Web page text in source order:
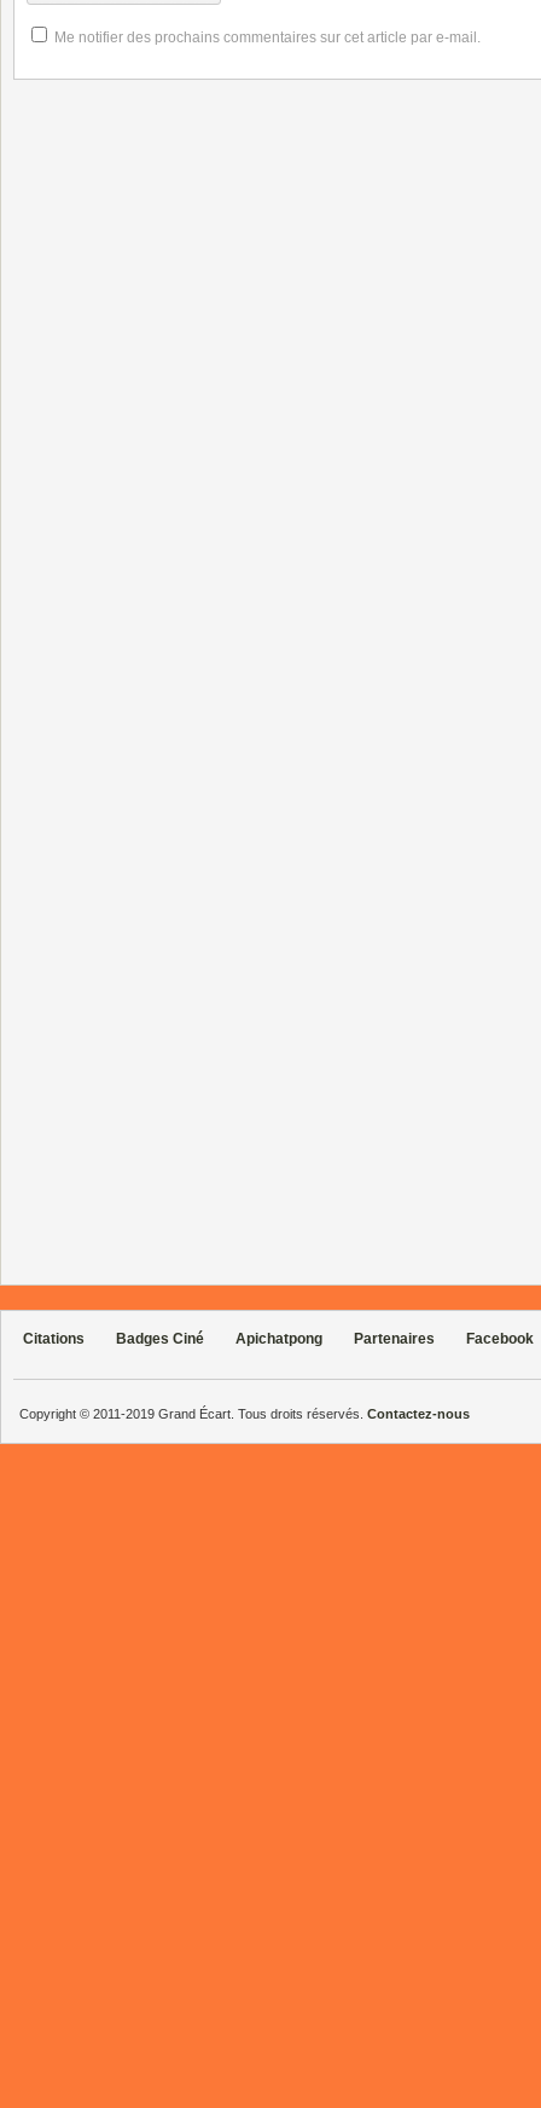
Me notifier des prochains commentaires sur cet article par e-mail.
Citations Badges Ciné Apichatpong Partenaires Facebook
Copyright © 2011-2019 Grand Écart. Tous droits réservés. Contactez-nous